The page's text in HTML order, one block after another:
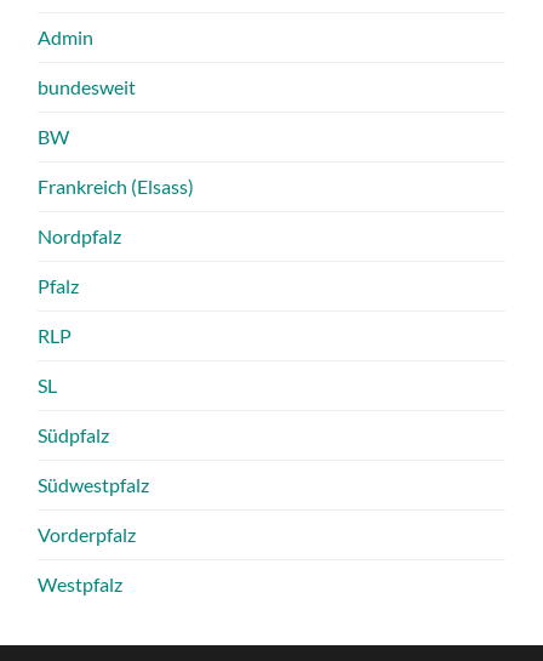
Admin
bundesweit
BW
Frankreich (Elsass)
Nordpfalz
Pfalz
RLP
SL
Südpfalz
Südwestpfalz
Vorderpfalz
Westpfalz